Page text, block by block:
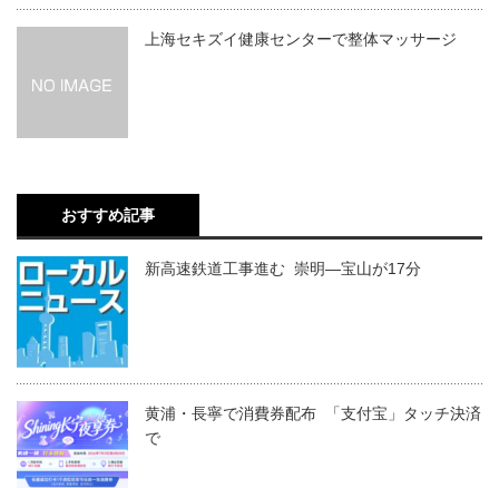
上海セキズイ健康センターで整体マッサージ
おすすめ記事
新高速鉄道工事進む 崇明―宝山が17分
黄浦・長寧で消費券配布 「支付宝」タッチ決済
で